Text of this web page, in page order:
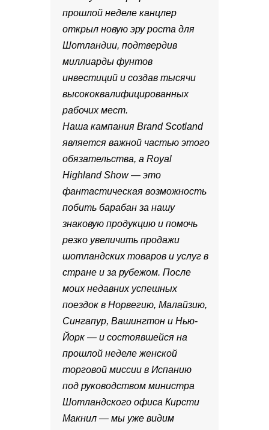
прошлой неделе канцлер
открыл новую эру роста для
Шотландии, подтвердив
миллиарды фунтов
инвестиций и создав тысячи
высококвалифицированных
рабочих мест.
Наша кампания Brand Scotland
является важной частью этого
обязательства, а Royal
Highland Show — это
фантастическая возможность
побить барабан за нашу
знаковую продукцию и помочь
резко увеличить продажи
шотландских товаров и услуг в
стране и за рубежом. После
моих недавних успешных
поездок в Норвегию, Малайзию,
Сингапур, Вашингтон и Нью-
Йорк — и состоявшейся на
прошлой неделе женской
торговой миссии в Испанию
под руководством министра
Шотландского офиса Кирсти
Макнил — мы уже видим